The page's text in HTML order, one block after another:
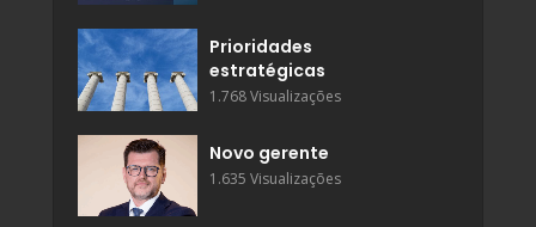
Prioridades
estratégicas
1.768 Visualizações
Novo gerente
1.635 Visualizações